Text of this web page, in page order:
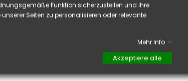
aufgroßzügigerWeise, auf die Basis auftragen
oder nach der Nagelmodellage auftragen.
aufgetragen, schließen Sie die freie
auf, um ein optimales Ergebnis zu
in Frenchverwendet.
entfetten, falls Sie Nail Art auf Farbe
Funktion sicherzustellen und ihre
Seiten zu personalisieren oder relevante
Mehr Info
Akzeptiere alle